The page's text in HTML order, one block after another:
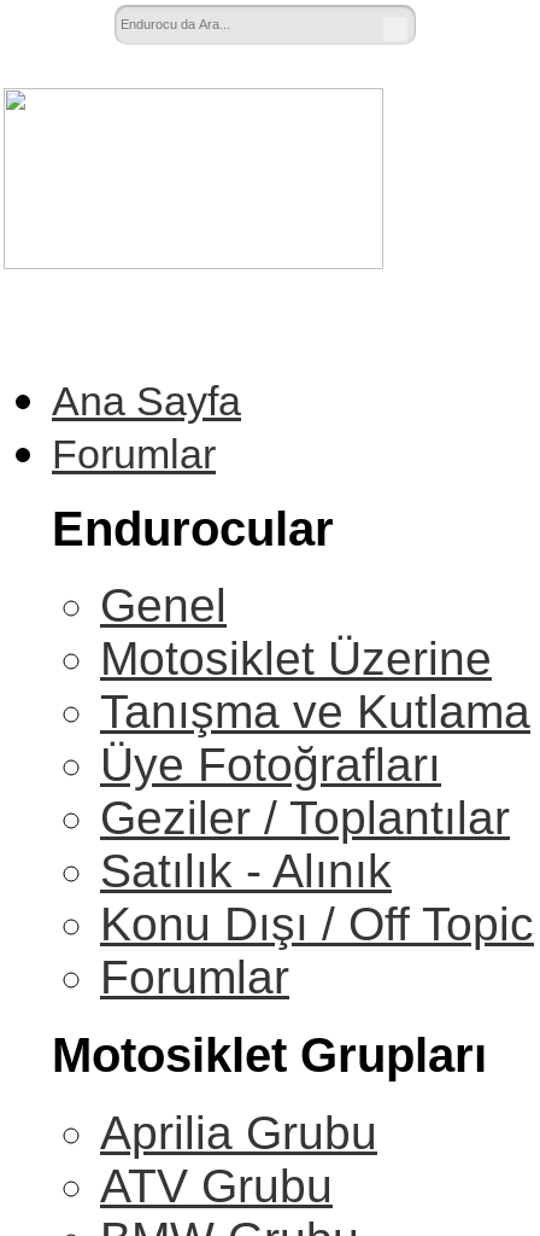
Ana Sayfa
Forumlar
Endurocular
Genel
Motosiklet Üzerine
Tanışma ve Kutlama
Üye Fotoğrafları
Geziler / Toplantılar
Satılık - Alınık
Konu Dışı / Off Topic
Forumlar
Motosiklet Grupları
Aprilia Grubu
ATV Grubu